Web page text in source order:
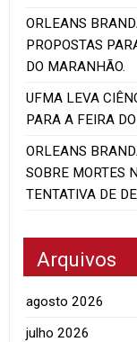
ORLEANS
PROPOSTAS
DO MARANHÃO.
UFMA LEVA
PARA A FEIRA
ORLEANS
SOBRE MORTES
TENTATIVA DE
Arquivos
agosto 2026
julho 2026